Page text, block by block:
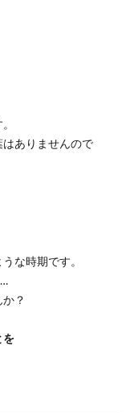
はありませんので
な時期です。
？
を